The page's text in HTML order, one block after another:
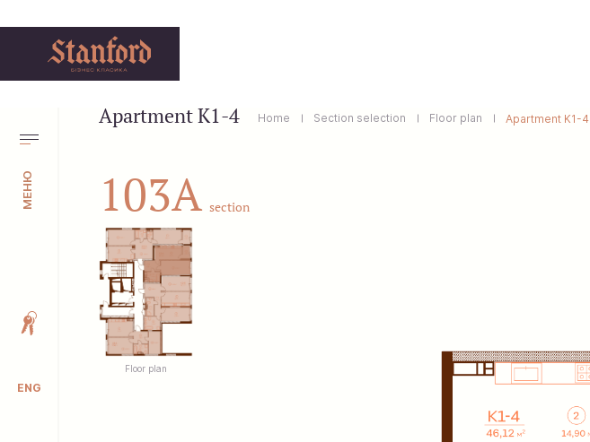
МЕНЮ
ENG
Apartment K1-4 Home Section selection Floor plan Apartment K1-4
103A section
Floor plan